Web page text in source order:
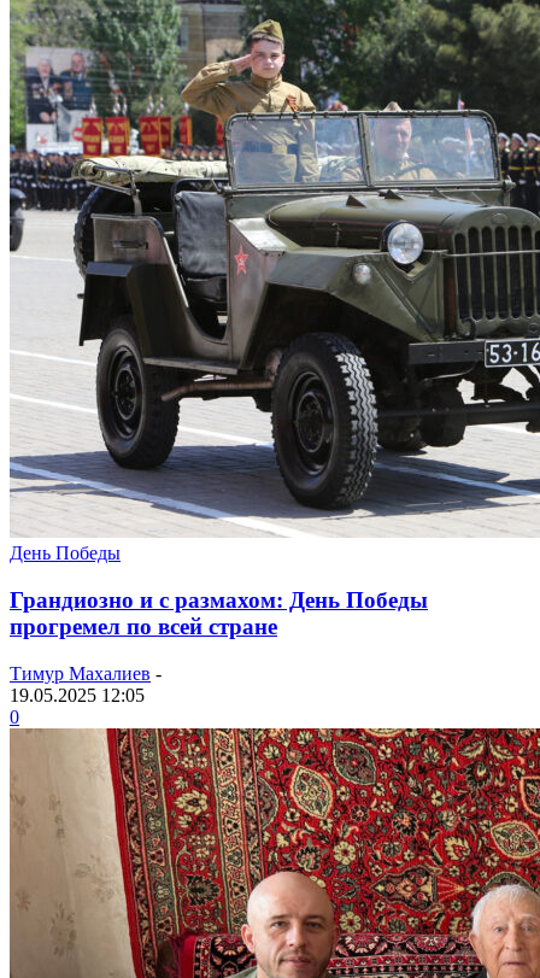
День Победы
Грандиозно и с размахом: День Победы
прогремел по всей стране
Тимур Махалиев -
19.05.2025 12:05
0